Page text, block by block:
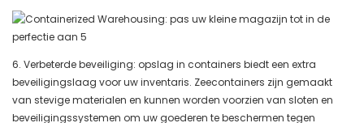
6. Verbeterde beveiliging: opslag in containers biedt een extra
beveiligingslaag voor uw inventaris. Zeecontainers zijn gemaakt
van stevige materialen en kunnen worden voorzien van sloten en
beveiligingssystemen om uw goederen te beschermen tegen